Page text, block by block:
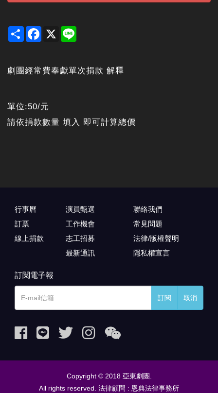
Share Facebook
X
劇團經常費奉獻單次捐款 解釋
單位:50/元
請依捐款數量 填入 即可計算總價
行事曆
訂票
線上捐款
演員甄選
工作機會
志工招募
最新通訊
聯絡我們
常見問題
法律/版權聲明
隱私權宣言
訂閱電子報
訂閱 取消
Copyright © 2018 亞東劇團.
All rights reserved. 法律顧問 : 恩典法律事務所